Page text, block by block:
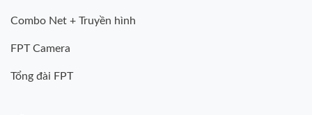
Combo Net + Truyền hình
FPT Camera
Tổng đài FPT